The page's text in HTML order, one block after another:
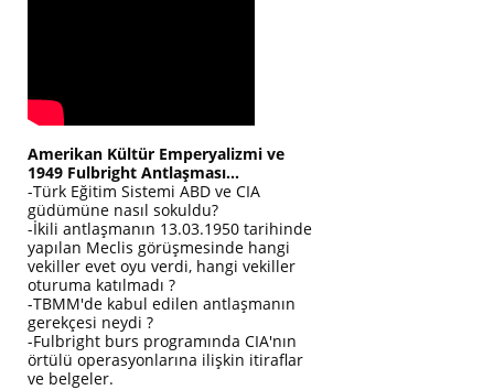
Amerikan Kültür Emperyalizmi ve
1949 Fulbright Antlaşması...
-Türk Eğitim Sistemi ABD ve CIA
güdümüne nasıl sokuldu?
-İkili antlaşmanın 13.03.1950 tarihinde
yapılan Meclis görüşmesinde hangi
vekiller evet oyu verdi, hangi vekiller
oturuma katılmadı ?
-TBMM'de kabul edilen antlaşmanın
gerekçesi neydi ?
-Fulbright burs programında CIA'nın
örtülü operasyonlarına ilişkin itiraflar
ve belgeler.